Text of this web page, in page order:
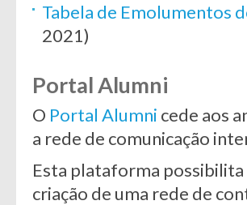
Tabela de Emolumentos
2021)
Portal Alumni
O Portal Alumni cede aos
a rede de comunicação
Esta plataforma possibilita
criação de uma rede de